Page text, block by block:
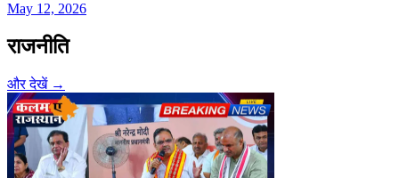
May 12, 2026
राजनीति
और देखें →